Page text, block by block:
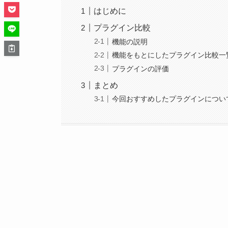
はじめに
プラグイン比較
機能の説明
機能をもとにしたプラグイン比較一
プラグインの評価
まとめ
今回おすすめしたプラグインについ